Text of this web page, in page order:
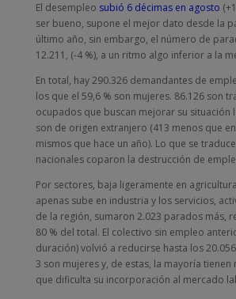
El desempleo subió 6 décimas en agosto
ser bueno, supone el mejor dato desde la
último año, sin embargo, el número de
12.211, (-4 %), a un ritmo algo inferior a la
En total, hay 290.326 demandantes de
los que el 59,6 % son mujeres. 86.126 son
ocupados que buscan mejorar su situación
son de origen extranjero (413 menos que
mismos que hace un año). Lo que se
nacionales coparon la destrucción de
Por sectores, baja ligeramente en
apenas sube en industria y los servicios,
de la región, sumaron 2.023 parados más,
80 % del total. El colectivo sin empleo
duración) volvió a reducirse hasta los
3 son mujeres y, de estas, la mayoría tienen
que dificulta su incorporación al mercado